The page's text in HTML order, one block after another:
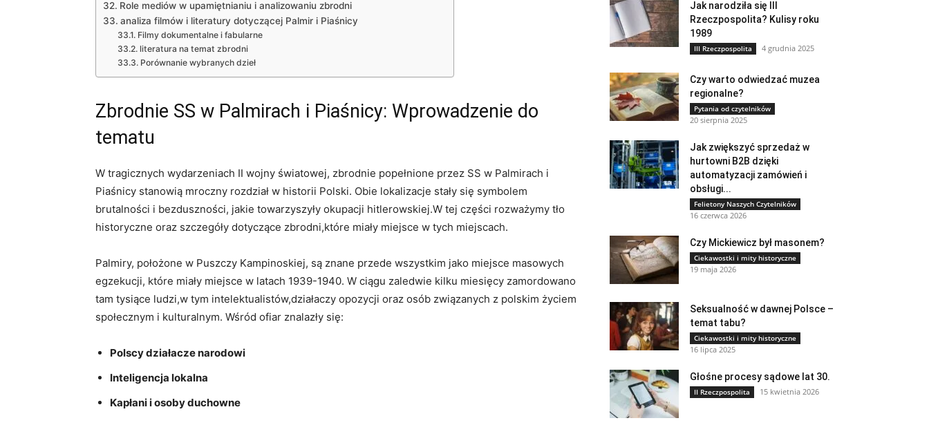
Role mediów w upamiętnianiu i analizowaniu zbrodni
analiza filmów i literatury dotyczącej Palmir i Piaśnicy
Filmy dokumentalne i fabularne
literatura na temat zbrodni
Porównanie wybranych dzieł
Zbrodnie SS w Palmirach i Piaśnicy: Wprowadzenie do
tematu
W tragicznych wydarzeniach II wojny światowej, zbrodnie popełnione przez SS w Palmirach i
Piaśnicy stanowią mroczny rozdział w historii Polski. Obie lokalizacje stały się symbolem
brutalności i bezduszności, jakie towarzyszyły okupacji hitlerowskiej.W tej części rozważymy tło
historyczne oraz szczegóły dotyczące zbrodni,które miały miejsce w tych miejscach.
Palmiry, położone w Puszczy Kampinoskiej, są znane przede wszystkim jako miejsce masowych
egzekucji, które miały miejsce w latach 1939-1940. W ciągu zaledwie kilku miesięcy zamordowano
tam tysiące ludzi,w tym intelektualistów,działaczy opozycji oraz osób związanych z polskim życiem
społecznym i kulturalnym. Wśród ofiar znalazły się:
Polscy działacze narodowi
Inteligencja lokalna
Kapłani i osoby duchowne
Jak narodziła się III
Rzeczpospolita? Kulisy roku
1989
III Rzeczpospolita 4 grudnia 2025
Czy warto odwiedzać muzea
regionalne?
Pytania od czytelników
20 sierpnia 2025
Jak zwiększyć sprzedaż w
hurtowni B2B dzięki
automatyzacji zamówień i
obsługi...
Felietony Naszych Czytelników
16 czerwca 2026
Czy Mickiewicz był masonem?
Ciekawostki i mity historyczne
19 maja 2026
Seksualność w dawnej Polsce –
temat tabu?
Ciekawostki i mity historyczne
16 lipca 2025
Głośne procesy sądowe lat 30.
II Rzeczpospolita 15 kwietnia 2026